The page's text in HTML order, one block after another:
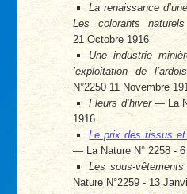
La renaissance
Les colorants naturels
21 Octobre 1916
Une industrie
’exploitation de
N°2250 11 Novembre
Fleurs d’hiver— La
1916
Le prix des tissus et
— La Nature N° 2258 -
Les sous-
Nature N°2259 - 13